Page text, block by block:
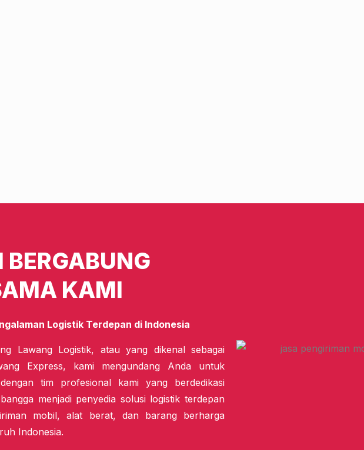
BERGABUNG
KAMI
Logistik Terdepan di Indonesia
Lawang Logistik, atau yang dikenal sebagai
Express, kami mengundang Anda untuk
tim profesional kami yang berdedikasi
menjadi penyedia solusi logistik terdepan
mobil, alat berat, dan barang berharga
Indonesia.